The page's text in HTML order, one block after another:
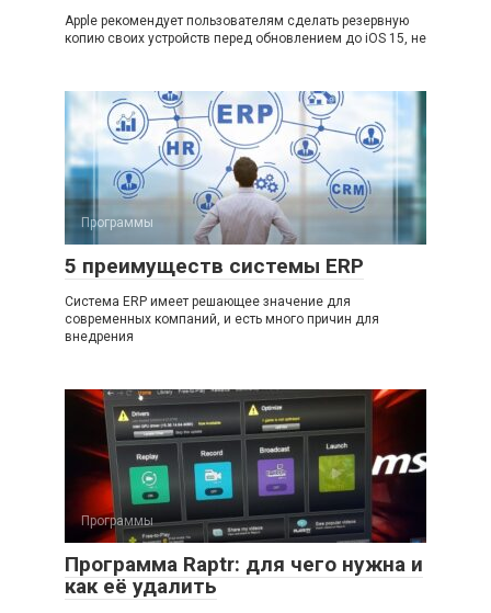
Apple рекомендует пользователям сделать резервную
копию своих устройств перед обновлением до iOS 15, не
Программы
5 преимуществ системы ERP
Система ERP имеет решающее значение для
современных компаний, и есть много причин для
внедрения
Программы
Программа Raptr: для чего нужна и
как её удалить